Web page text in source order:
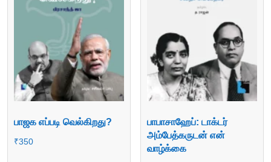
பாஜக எப்படி வெல்கிறது?
₹350
பாபாசாஹேப்: டாக்டர்
அம்பேத்கருடன் என்
வாழ்க்கை